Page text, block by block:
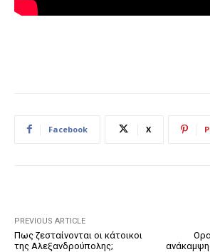
Facebook X
PREVIOUS ARTICLE
Πως ζεσταίνονται οι κάτοικοι
της Αλεξανδρούπολης;